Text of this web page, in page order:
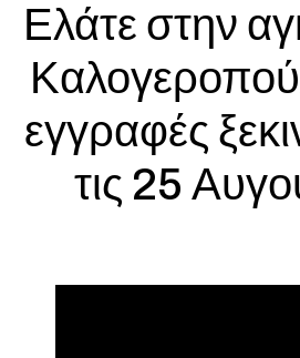
Ελάτε στην
εγγραφές
τις 25